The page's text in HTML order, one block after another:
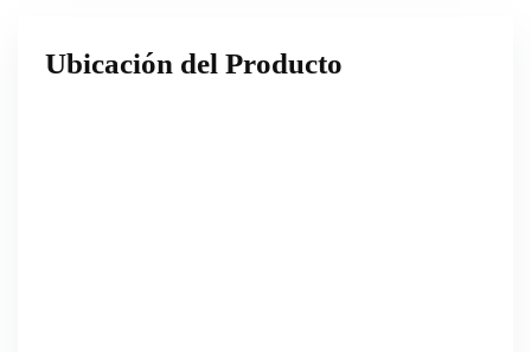
Ubicación del Producto